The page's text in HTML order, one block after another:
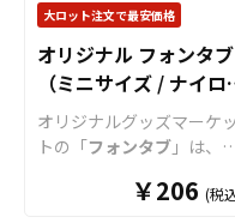
ケットのフォンタブ
されている理由でもありま
す。 取扱いサイズは、手軽
でスマホのサイズに左右
れにくい「小サイズ」、印
刷面が大きく目立つ「大サ
イズ」、そしてスポーツク
ラブや団体のユニフォー
ム、推し活やチームのTシ
大ロット注文で最安価格
オリジナル フォンタブ
（ミニサイズ / ナイロ
ン）
オリジナルグッズマーケッ
トの「フォンタブ 」は、
置するだけで、簡単に流
￥206 (税